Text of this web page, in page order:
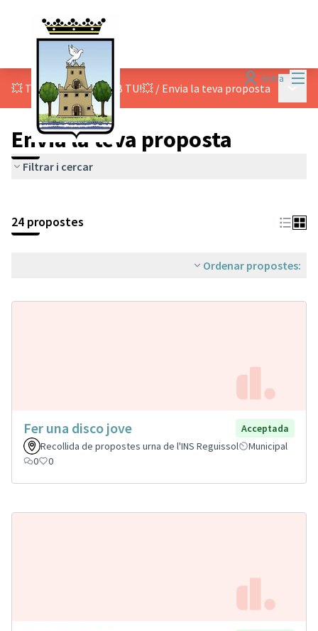
Entra
💥 TOT COMENÇA AMB TU!💥 / Envia la teva proposta
Envia la teva proposta
Filtrar i cercar
24 propostes
Ordenar propostes:
Fer una disco jove
Acceptada
Recollida de propostes urna de l'INS Reguissol
Municipal
0
0